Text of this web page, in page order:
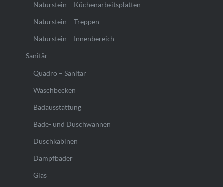
Naturstein – Küchenarbeitsplatten
Naturstein – Treppen
Naturstein – Innenbereich
Sanitär
Quadro – Sanitär
Waschbecken
Badausstattung
Bade- und Duschwannen
Duschkabinen
Dampfbäder
Glas